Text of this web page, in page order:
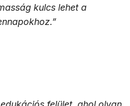
kulcs lehet a